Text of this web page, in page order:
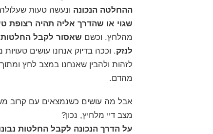
ההחלטה הנכונה ונעשה טעות
שגוי או שהדרך אליה תהיה רצופת
מהלחץ. וכשם שאסור לקבל
לנזק. וככה בדיוק אנחנו עושים
לזהות ולהבין שאנחנו במצב לחץ
מהדם.
אבל מה עושים כשנמצאים עם קרוב
מצב דיי מלחיץ, נכון?
על הדרך הנכונה לקבל החלטות